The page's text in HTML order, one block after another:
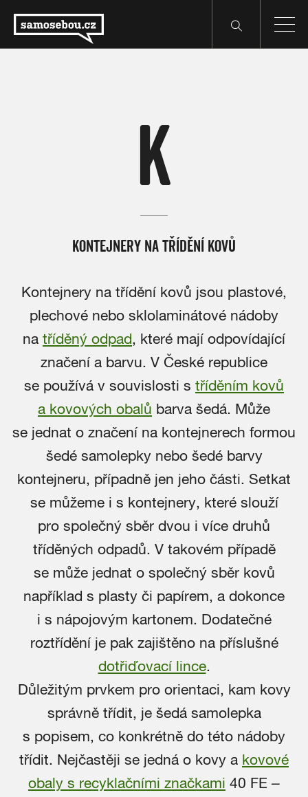
K
KONTEJNERY NA TŘÍDĚNÍ KOVŮ
Kontejnery na třídění kovů jsou plastové,
plechové nebo sklolaminátové nádoby
na tříděný odpad, které mají odpovídající
značení a barvu. V České republice
se používá v souvislosti s tříděním kovů
a kovových obalů barva šedá. Může
se jednat o značení na kontejnerech formou
šedé samolepky nebo šedé barvy
kontejneru, případně jen jeho části. Setkat
se můžeme i s kontejnery, které slouží
pro společný sběr dvou i více druhů
tříděných odpadů. V takovém případě
se může jednat o společný sběr kovů
například s plasty či papírem, a dokonce
i s nápojovým kartonem. Dodatečné
roztřídění je pak zajištěno na příslušné
dotřiďovací lince.
Důležitým prvkem pro orientaci, kam kovy
správně třídit, je šedá samolepka
s popisem, co konkrétně do této nádoby
třídit. Nejčastěji se jedná o kovy a kovové
obaly s recyklačními značkami 40 FE –